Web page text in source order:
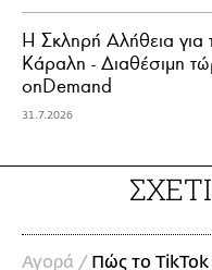
Η Σκληρή Αλήθεια για
Κάραλη - Διαθέσιμη
onDemand
31.7.2026
Αγορά / Πώς το TikTok